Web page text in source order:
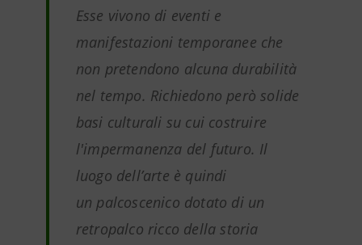
Esse vivono di eventi e
manifestazioni temporanee che
non pretendono alcuna durabilità
nel tempo. Richiedono però solide
basi culturali su cui costruire
l'impermanenza del futuro. Il
luogo dell’arte è quindi
un palcoscenico dotato di un
retropalco ricco della storia